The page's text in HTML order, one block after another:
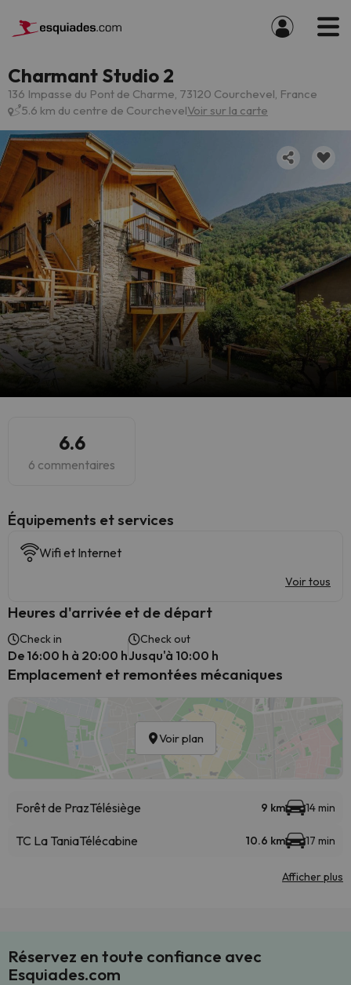
Charmant Studio 2
136 Impasse du Pont de Charme, 73120 Courchevel, France
5.6 km du centre de CourchevelVoir sur la carte
6.6
6 commentaires
​Équipements et services
Wifi et Internet
Voir tous
Heures d'arrivée et de départ
Check in
De 16:00 h à 20:00 h
Check out
Jusqu'à 10:00 h
Emplacement et remontées mécaniques
Voir plan
Forêt de PrazTélésiège 9 km 14 min
TC La TaniaTélécabine 10.6 km 17 min
Afficher plus
Réservez en toute confiance avec
Esquiades.com